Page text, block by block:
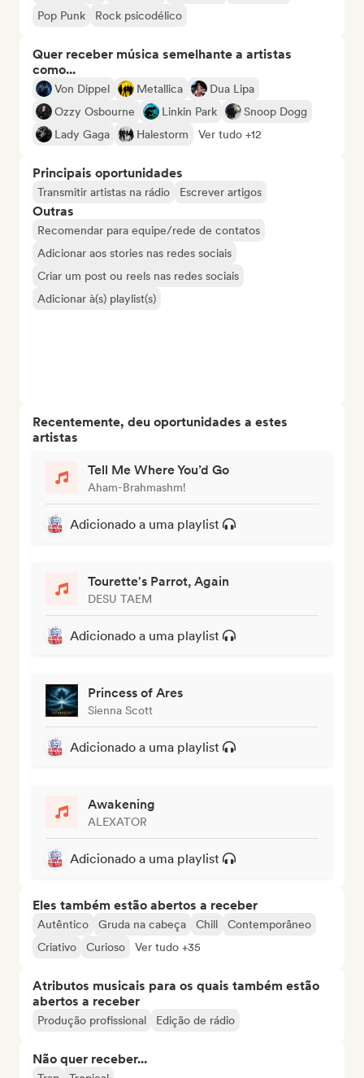
Pop Punk
Rock psicodélico
Quer receber música semelhante a artistas
como...
Von Dippel Metallica
Dua Lipa
Ozzy Osbourne
Linkin Park
Snoop Dogg
Lady Gaga
Halestorm Ver tudo +12
Principais oportunidades
Transmitir artistas na rádio Escrever artigos
Outras
Recomendar para equipe/rede de contatos
Adicionar aos stories nas redes sociais
Criar um post ou reels nas redes sociais
Adicionar à(s) playlist(s)
Recentemente, deu oportunidades a estes
artistas
Tell Me Where You’d Go
Aham-Brahmashm!
Adicionado a uma playlist
Tourette's Parrot, Again
DESU TAEM
Adicionado a uma playlist
Princess of Ares
Sienna Scott
Adicionado a uma playlist
Awakening
ALEXATOR
Adicionado a uma playlist
Eles também estão abertos a receber
Autêntico Gruda na cabeça Chill
Contemporâneo
Criativo
Curioso Ver tudo +35
Atributos musicais para os quais também estão
abertos a receber
Produção profissional Edição de rádio
Não quer receber...